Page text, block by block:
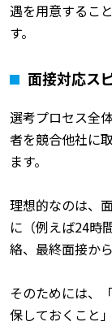
遇を用意するこ
す。
面接対応ス
選考プロセス全
者を競合他社に
ます。
理想的なのは、
に（例えば24時
絡、最終面接か
そのためには、
保しておくこと